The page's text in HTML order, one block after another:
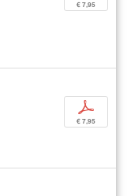
€ 7,95
p
€ 7,95